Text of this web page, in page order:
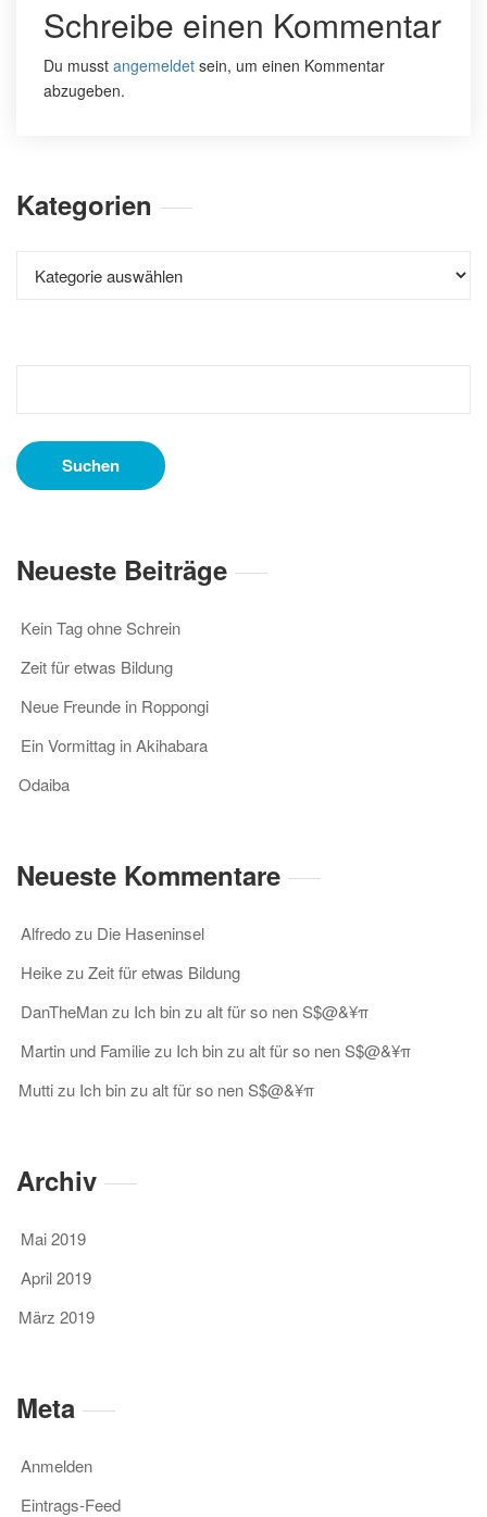
Schreibe einen Kommentar
Du musst angemeldet sein, um einen Kommentar
abzugeben.
Kategorien
Neueste Beiträge
Kein Tag ohne Schrein
Zeit für etwas Bildung
Neue Freunde in Roppongi
Ein Vormittag in Akihabara
Odaiba
Neueste Kommentare
Alfredozu Die Haseninsel
HeikezuZeit für etwas Bildung
DanTheManzu Ich bin zu alt für so nen S$@&¥π
Martin und Familiezu Ich bin zu alt für so nen S$@&¥π
Muttizu Ich bin zu alt für so nen S$@&¥π
Archiv
Mai 2019
April 2019
März 2019
Meta
Anmelden
Eintrags-Feed